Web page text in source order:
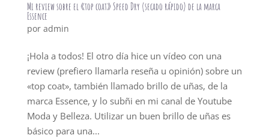
Mi review sobre el «top coat» Speed Dry (secado rápido) de la marca
Essence
por admin
¡Hola a todos! El otro día hice un vídeo con una
review (prefiero llamarla reseña u opinión) sobre un
«top coat», también llamado brillo de uñas, de la
marca Essence, y lo subñi en mi canal de Youtube
Moda y Belleza. Utilizar un buen brillo de uñas es
básico para una...